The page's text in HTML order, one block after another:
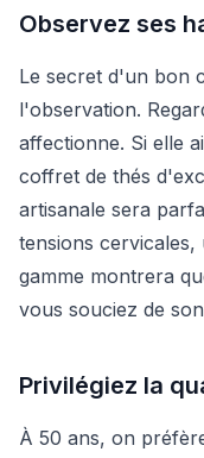
Observez ses
Le secret d'un bon
l'observation.
affectionne. Si elle
coffret de thés
artisanale sera
tensions cervicales,
gamme montrera
vous souciez de
Privilégiez la
À 50 ans, on